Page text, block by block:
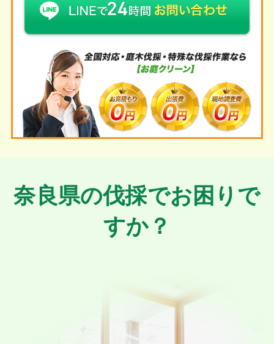
奈良県の伐採でお困りで
すか？